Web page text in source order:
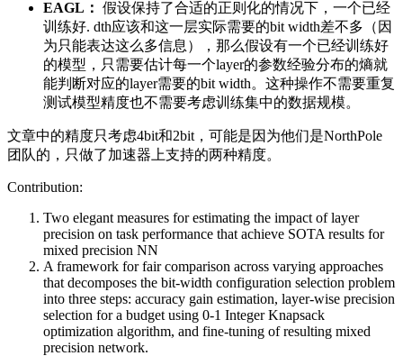
EAGL： 假设保持了合适的正则化的情况下，一个已经
训练好. dth应该和这一层实际需要的bit width差不多（因
为只能表达这么多信息），那么假设有一个已经训练好
的模型，只需要估计每一个layer的参数经验分布的熵就
能判断对应的layer需要的bit width。这种操作不需要重复
测试模型精度也不需要考虑训练集中的数据规模。
文章中的精度只考虑4bit和2bit，可能是因为他们是NorthPole
团队的，只做了加速器上支持的两种精度。
Contribution:
Two elegant measures for estimating the impact of layer
precision on task performance that achieve SOTA results for
mixed precision NN
A framework for fair comparison across varying approaches
that decomposes the bit-width configuration selection problem
into three steps: accuracy gain estimation, layer-wise precision
selection for a budget using 0-1 Integer Knapsack
optimization algorithm, and fine-tuning of resulting mixed
precision network.